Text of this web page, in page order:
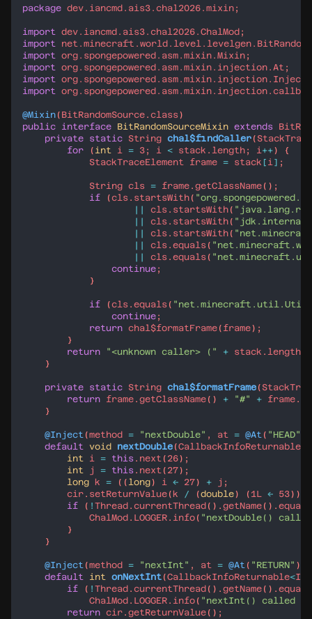
package dev.iancmd.ais3.chal2026.mixin
import dev.iancmd.ais3.chal2026.ChalMod
import
import org.spongepowered.asm.mixin.Mixin
import org.spongepowered.asm.mixin.injection.At
import org.spongepowered.asm.mixin.injection.Inject
import
@Mixin ( BitRandomSource . class
public interface BitRandomSourceMixin extends
private static String chal$findCaller (
for ( int i = 3 ; i < stack . length ; i++
StackTraceElement frame = stack [ i]
String cls = frame . getClassName
if (cls . startsWith (
||
cls . startsWith (
||
cls . startsWith (
||
cls . startsWith (
||
cls . equals (
||
cls . equals (
continue
if (cls . equals ( "net.minecraft.util.Util"
continue
return chal$formatFrame ( frame
return
"<unknown caller> (" + stack . length
private static String chal$formatFrame (
return frame . getClassName () + "#" + frame .
@Inject (method = "nextDouble" , at = @At ( "HEAD"
default void nextDouble (CallbackInfoReturnable
int i = this . next ( 26
int
j = this . next ( 27
long k = (( long) i << 27) + j
cir . setReturnValue ( k / (double) ( 1L << 53
if ( ! Thread . currentThread (). getName (). equals
ChalMod . LOGGER . info ( "nextDouble()
@Inject (method = "nextInt" , at = @At ( "RETURN" ),
default int onNextInt (CallbackInfoReturnable<
if ( ! Thread . currentThread (). getName (). equals
ChalMod . LOGGER . info ( "nextInt() called
return cir . getReturnValue